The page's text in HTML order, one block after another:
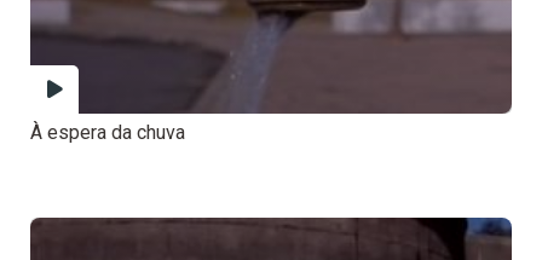
À espera da chuva